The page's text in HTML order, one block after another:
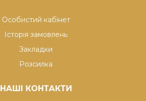
Особистий кабінет
Історія замовлень
Закладки
Розсилка
НАШІ КОНТАКТИ